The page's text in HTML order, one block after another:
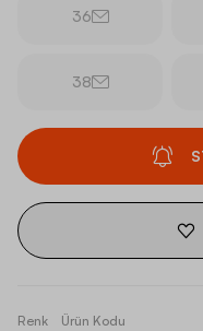
36
38
Renk Ürün Kodu